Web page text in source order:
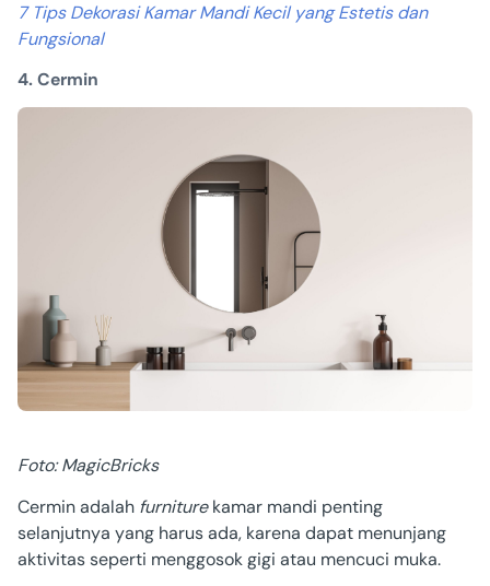
7 Tips Dekorasi Kamar Mandi Kecil yang Estetis dan
Fungsional
4. Cermin
Foto: MagicBricks
Cermin adalah furniturekamar mandi penting
selanjutnya yang harus ada, karena dapat menunjang
aktivitas seperti menggosok gigi atau mencuci muka.